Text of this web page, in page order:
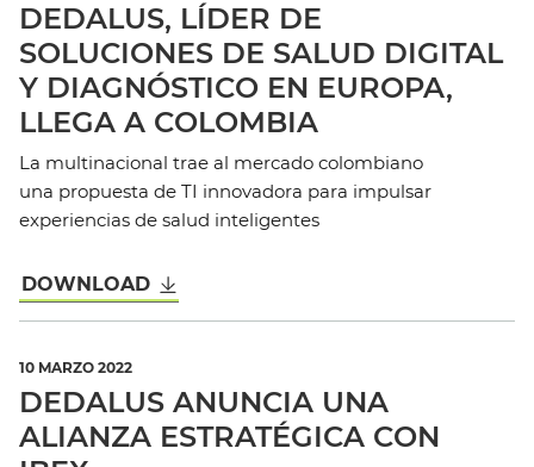
DEDALUS, LÍDER DE
SOLUCIONES DE SALUD DIGITAL
Y DIAGNÓSTICO EN EUROPA,
LLEGA A COLOMBIA
La multinacional trae al mercado colombiano
una propuesta de TI innovadora para impulsar
experiencias de salud inteligentes
DOWNLOAD
10 MARZO 2022
DEDALUS ANUNCIA UNA
ALIANZA ESTRATÉGICA CON